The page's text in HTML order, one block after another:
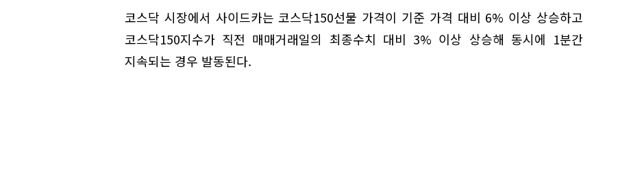
코스닥 시장에서 사이드카는 코스닥150선물 가격이 기준 가격 대비 6% 이상 상승하고
코스닥150지수가 직전 매매거래일의 최종수치 대비 3% 이상 상승해 동시에 1분간
지속되는 경우 발동된다.